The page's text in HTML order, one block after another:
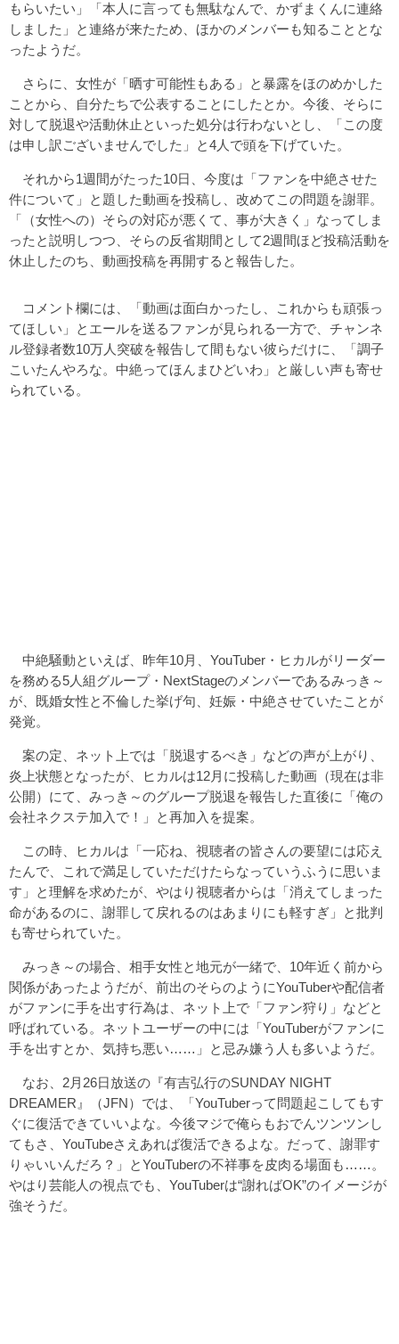
もらいたい」「本人に言っても無駄なんで、かずまくんに連絡
しました」と連絡が来たため、ほかのメンバーも知ることとな
ったようだ。
さらに、女性が「晒す可能性もある」と暴露をほのめかした
ことから、自分たちで公表することにしたとか。今後、そらに
対して脱退や活動休止といった処分は行わないとし、「この度
は申し訳ございませんでした」と4人で頭を下げていた。
それから1週間がたった10日、今度は「ファンを中絶させた
件について」と題した動画を投稿し、改めてこの問題を謝罪。
「（女性への）そらの対応が悪くて、事が大きく」なってしま
ったと説明しつつ、そらの反省期間として2週間ほど投稿活動を
休止したのち、動画投稿を再開すると報告した。
コメント欄には、「動画は面白かったし、これからも頑張っ
てほしい」とエールを送るファンが見られる一方で、チャンネ
ル登録者数10万人突破を報告して間もない彼らだけに、「調子
こいたんやろな。中絶ってほんまひどいわ」と厳しい声も寄せ
られている。
中絶騒動といえば、昨年10月、YouTuber・ヒカルがリーダー
を務める5人組グループ・NextStageのメンバーであるみっき～
が、既婚女性と不倫した挙げ句、妊娠・中絶させていたことが
発覚。
案の定、ネット上では「脱退するべき」などの声が上がり、
炎上状態となったが、ヒカルは12月に投稿した動画（現在は非
公開）にて、みっき～のグループ脱退を報告した直後に「俺の
会社ネクステ加入で！」と再加入を提案。
この時、ヒカルは「一応ね、視聴者の皆さんの要望には応え
たんで、これで満足していただけたらなっていうふうに思いま
す」と理解を求めたが、やはり視聴者からは「消えてしまった
命があるのに、謝罪して戻れるのはあまりにも軽すぎ」と批判
も寄せられていた。
みっき～の場合、相手女性と地元が一緒で、10年近く前から
関係があったようだが、前出のそらのようにYouTuberや配信者
がファンに手を出す行為は、ネット上で「ファン狩り」などと
呼ばれている。ネットユーザーの中には「YouTuberがファンに
手を出すとか、気持ち悪い……」と忌み嫌う人も多いようだ。
なお、2月26日放送の『有吉弘行のSUNDAY NIGHT
DREAMER』（JFN）では、「YouTuberって問題起こしてもす
ぐに復活できていいよな。今後マジで俺らもおでんツンツンし
てもさ、YouTubeさえあれば復活できるよな。だって、謝罪す
りゃいいんだろ？」とYouTuberの不祥事を皮肉る場面も……。
やはり芸能人の視点でも、YouTuberは“謝ればOK”のイメージが
強そうだ。